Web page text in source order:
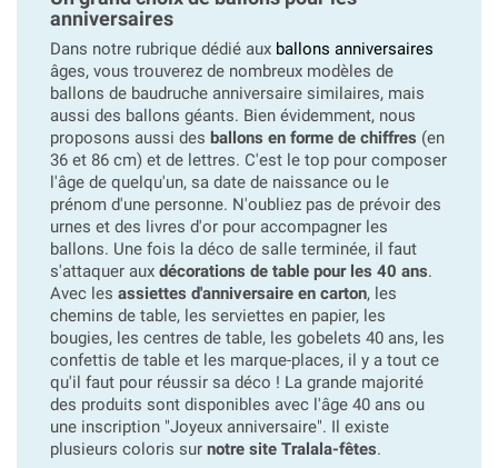
anniversaires
Dans notre rubrique dédié aux ballons anniversaires
âges, vous trouverez de nombreux modèles de
ballons de baudruche anniversaire similaires, mais
aussi des ballons géants. Bien évidemment, nous
proposons aussi des ballons en forme de chiffres (en
36 et 86 cm) et de lettres. C'est le top pour composer
l'âge de quelqu'un, sa date de naissance ou le
prénom d'une personne. N'oubliez pas de prévoir des
urnes et des livres d'or pour accompagner les
ballons. Une fois la déco de salle terminée, il faut
s'attaquer aux décorations de table pour les 40 ans.
Avec les assiettes d'anniversaire en carton, les
chemins de table, les serviettes en papier, les
bougies, les centres de table, les gobelets 40 ans, les
confettis de table et les marque-places, il y a tout ce
qu'il faut pour réussir sa déco ! La grande majorité
des produits sont disponibles avec l'âge 40 ans ou
une inscription "Joyeux anniversaire". Il existe
plusieurs coloris sur notre site Tralala-fêtes.